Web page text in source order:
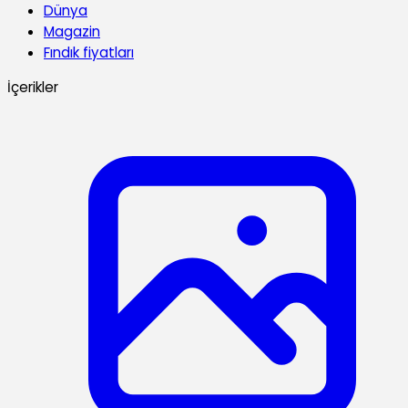
Dünya
Magazin
Fındık fiyatları
İçerikler